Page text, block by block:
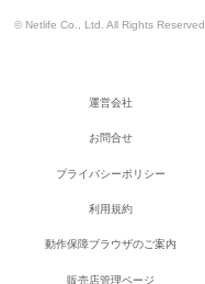
© Netlife Co., Ltd. All Rights Reserved.
運営会社
お問合せ
プライバシーポリシー
利用規約
動作保障ブラウザのご案内
販売店管理ページ